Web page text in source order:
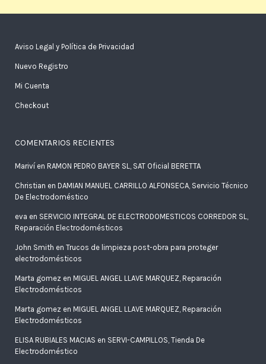
Aviso Legal y Política de Privacidad
Nuevo Registro
Mi Cuenta
Checkout
COMENTARIOS RECIENTES
Marivíen RAMON PEDRO BAYER SL, SAT Oficial BERETTA
Christian en DAMIAN MANUEL CARRILLO ALFONSECA, Servicio Técnico
De Electrodoméstico
eva en SERVICIO INTEGRAL DE ELECTRODOMESTICOS CORREDOR SL,
Reparación Electrodomésticos
John Smith en Trucos de limpieza post-obra para proteger
electrodomésticos
Marta gomez en MIGUEL ANGEL LLAVE MARQUEZ, Reparación
Electrodomésticos
Marta gomez en MIGUEL ANGEL LLAVE MARQUEZ, Reparación
Electrodomésticos
ELISA RUBIALES MACIAS en SERVI-CAMPILLOS, Tienda De
Electrodoméstico